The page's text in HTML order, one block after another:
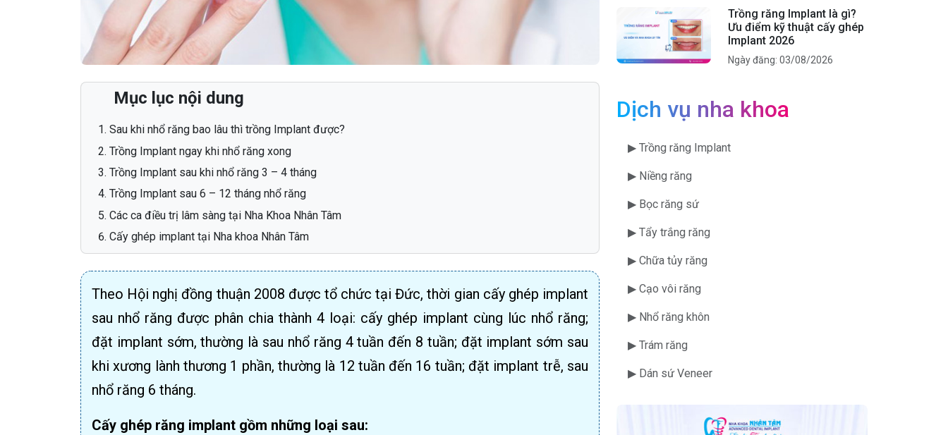
Mục lục nội dung
Sau khi nhổ răng bao lâu thì trồng Implant được?
Trồng Implant ngay khi nhổ răng xong
Trồng Implant sau khi nhổ răng 3 – 4 tháng
Trồng Implant sau 6 – 12 tháng nhổ răng
Các ca điều trị lâm sàng tại Nha Khoa Nhân Tâm
Cấy ghép implant tại Nha khoa Nhân Tâm
Theo Hội nghị đồng thuận 2008 được tổ chức tại Đức, thời gian cấy ghép implant
sau nhổ răng được phân chia thành 4 loại: cấy ghép implant cùng lúc nhổ răng;
đặt implant sớm, thường là sau nhổ răng 4 tuần đến 8 tuần; đặt implant sớm sau
khi xương lành thương 1 phần, thường là 12 tuần đến 16 tuần; đặt implant trễ, sau
nhổ răng 6 tháng.
Cấy ghép răng implant gồm những loại sau:
Trồng răng Implant là gì?
Ưu điểm kỹ thuật cấy ghép
Implant 2026
Ngày đăng: 03/08/2026
Dịch vụ nha khoa
▶ Trồng răng Implant
▶ Niềng răng
▶ Bọc răng sứ
▶ Tẩy trắng răng
▶ Chữa tủy răng
▶ Cạo vôi răng
▶ Nhổ răng khôn
▶ Trám răng
▶ Dán sứ Veneer